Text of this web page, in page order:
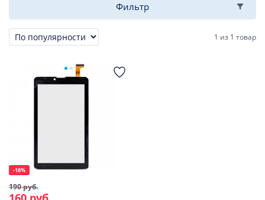
Фильтр
Сортировка 1 из 1 товар
-16%
190 руб.